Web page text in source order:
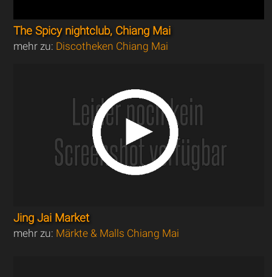
The Spicy nightclub, Chiang Mai
mehr zu: Discotheken Chiang Mai
Jing Jai Market
mehr zu: Märkte & Malls Chiang Mai